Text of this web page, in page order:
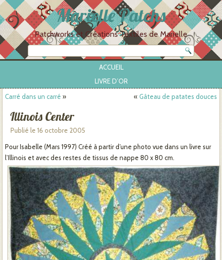
Marielle Patchs
Patchworks et Créations Textiles de Marielle
ACCUEIL
LIVRE D’OR
Carré dans un carré » « Gâteau de patates douces
Illinois Center
Publié le 16 octobre 2005
Pour Isabelle (Mars 1997) Créé à partir d’une photo vue dans un livre sur
l’Illinois et avec des restes de tissus de nappe 80 x 80 cm.